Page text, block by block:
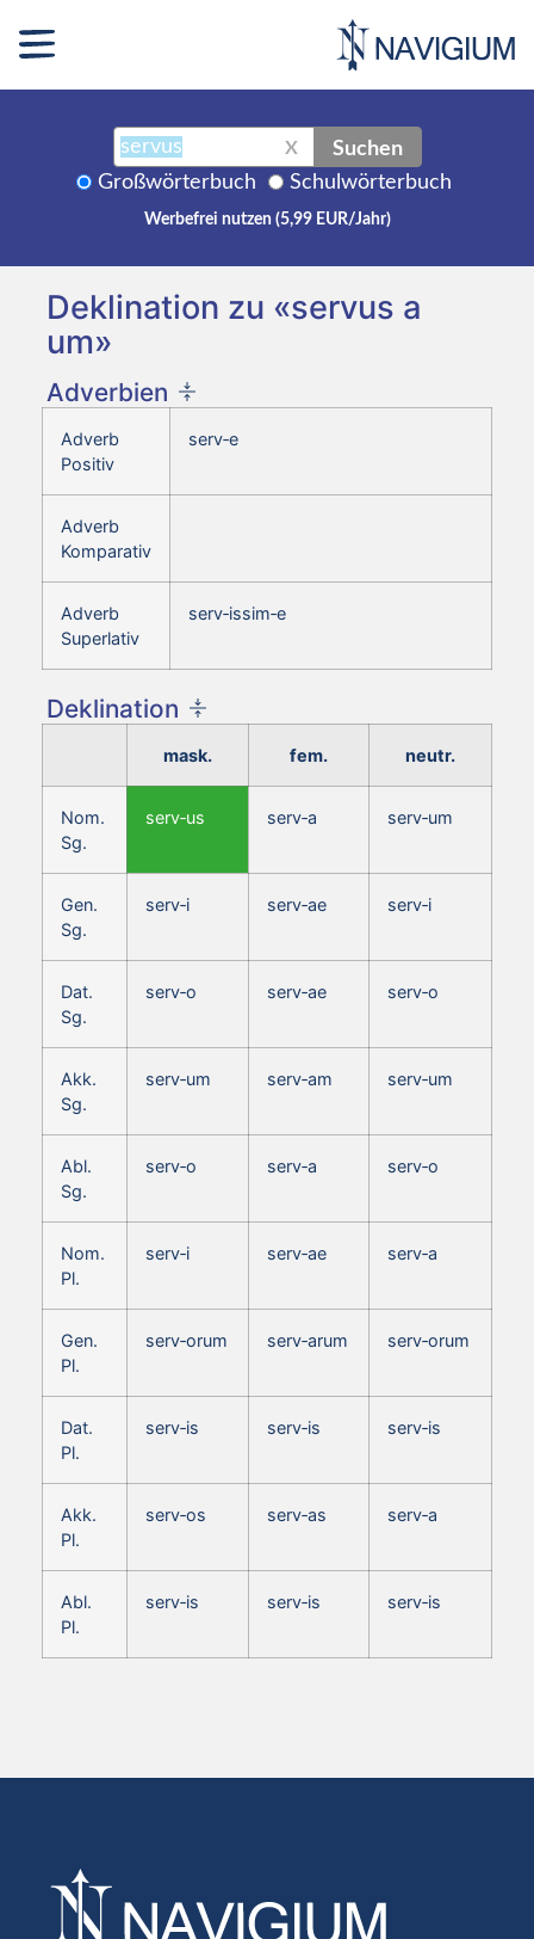
X Suchen
Großwörterbuch Schulwörterbuch
Werbefrei nutzen (5,99 EUR/Jahr)
Deklination zu «servus a
um»
Adverbien
Adverb
Positiv
serv‑e
Adverb
Komparativ
Adverb
Superlativ
serv‑issim‑e
Deklination
mask. fem. neutr.
Nom.
Sg.
serv‑us serv‑a serv‑um
Gen.
Sg.
serv‑i serv‑ae serv‑i
Dat.
Sg.
serv‑o serv‑ae serv‑o
Akk.
Sg.
serv‑um serv‑am serv‑um
Abl.
Sg.
serv‑o serv‑a serv‑o
Nom.
Pl.
serv‑i serv‑ae serv‑a
Gen.
Pl.
serv‑orum serv‑arum serv‑orum
Dat.
Pl.
serv‑is serv‑is serv‑is
Akk.
Pl.
serv‑os serv‑as serv‑a
Abl.
Pl.
serv‑is serv‑is serv‑is